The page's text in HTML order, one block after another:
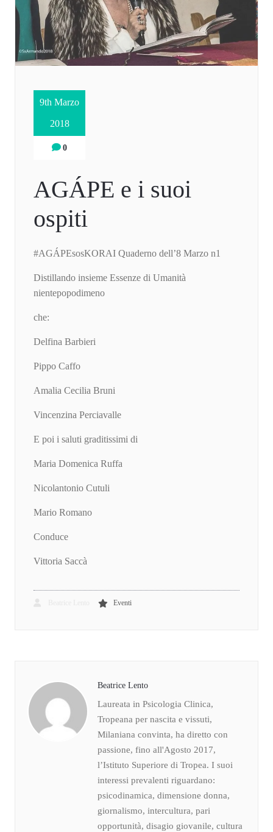
9th Marzo
2018
0
AGÁPE e i suoi
ospiti
#AGÁPEsosKORAI Quaderno dell’8 Marzo n1
Distillando insieme Essenze di Umanità
nientepopodimeno
che:
Delfina Barbieri
Pippo Caffo
Amalia Cecilia Bruni
Vincenzina Perciavalle
E poi i saluti graditissimi di
Maria Domenica Ruffa
Nicolantonio Cutuli
Mario Romano
Conduce
Vittoria Saccà
Eventi
Beatrice Lento
Laureata in Psicologia Clinica,
Tropeana per nascita e vissuti,
Milaniana convinta, ha diretto con
passione, fino all'Agosto 2017,
l’Istituto Superiore di Tropea. I suoi
interessi prevalenti riguardano:
psicodinamica, dimensione donna,
giornalismo, intercultura, pari
opportunità, disagio giovanile, cultura